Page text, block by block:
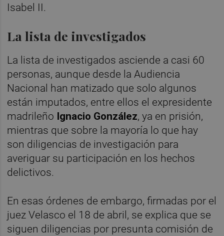
Isabel II.
La lista de investigados
La lista de investigados asciende a casi 60
personas, aunque desde la Audiencia
Nacional han matizado que solo algunos
están imputados, entre ellos el expresidente
madrileño Ignacio González, ya en prisión,
mientras que sobre la mayoría lo que hay
son diligencias de investigación para
averiguar su participación en los hechos
delictivos.
En esas órdenes de embargo, firmadas por el
juez Velasco el 18 de abril, se explica que se
siguen diligencias por presunta comisión de